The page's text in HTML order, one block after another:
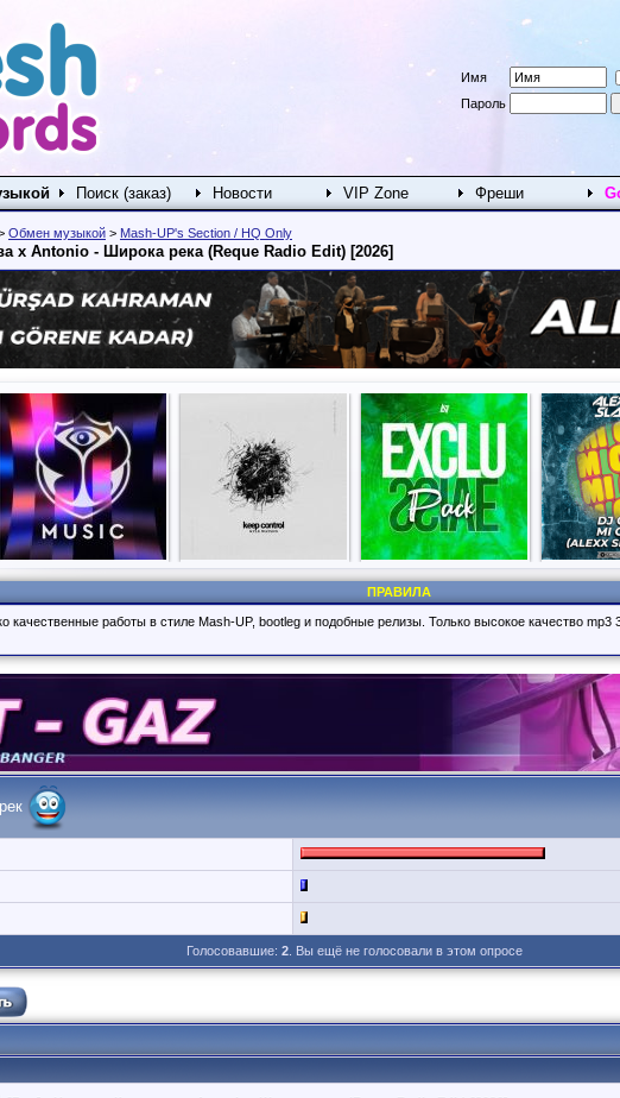
Имя
Пароль
Поиск (заказ) Новости VIP Zone Фреши
Обмен музыкой > Mash-UP's Section / HQ Only
x Antonio - Широка река (Reque Radio Edit) [2026]
ПРАВИЛА
качественные работы в стиле Mash-UP, bootleg и подобные релизы. Только высокое качество
Голосовавшие: 2. Вы ещё не голосовали в этом опросе